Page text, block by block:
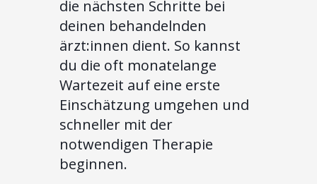
die nächsten Schritte bei
deinen behandelnden
ärzt:innen dient. So kannst
du die oft monatelange
Wartezeit auf eine erste
Einschätzung umgehen und
schneller mit der
notwendigen Therapie
beginnen.